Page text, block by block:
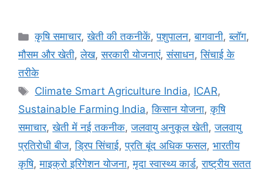
कृषि समाचार,खेती की तकनीकें,पशुपालन,बागवानी,ब्लॉग,
मौसम और खेती,लेख,सरकारी योजनाएं,संसाधन,सिंचाई के
तरीके
Climate Smart Agriculture India, ICAR,
Sustainable Farming India,किसान योजना,कृषि
समाचार,खेती में नई तकनीक,जलवायु अनुकूल खेती,जलवायु
प्रतिरोधी बीज,ड्रिप सिंचाई,प्रति बूंद अधिक फसल, भारतीय
कृषि,माइक्रो इरिगेशन योजना,मृदा स्वास्थ्य कार्ड,राष्ट्रीय सतत